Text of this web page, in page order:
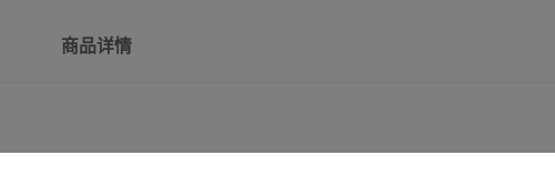
商品详情